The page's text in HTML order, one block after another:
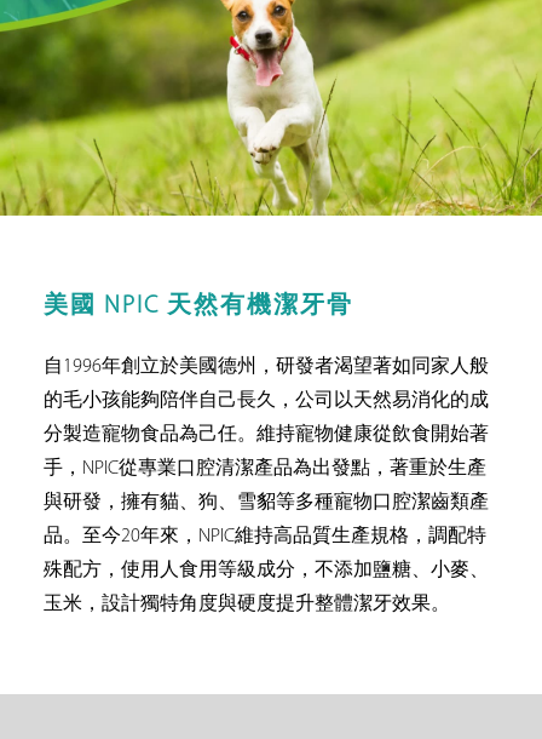
美國 NPIC 天然有機潔牙骨
自1996年創立於美國德州，研發者渴望著如同家人般
的毛小孩能夠陪伴自己長久，公司以天然易消化的成
分製造寵物食品為己任。維持寵物健康從飲食開始著
手，NPIC從專業口腔清潔產品為出發點，著重於生產
與研發，擁有貓、狗、雪貂等多種寵物口腔潔齒類產
品。至今20年來，NPIC維持高品質生產規格，調配特
殊配方，使用人食用等級成分，不添加鹽糖、小麥、
玉米，設計獨特角度與硬度提升整體潔牙效果。